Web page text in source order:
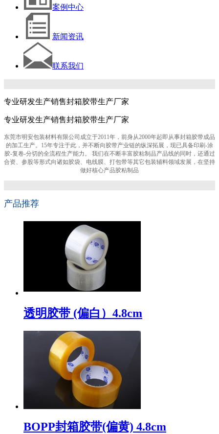
案例中心
新闻资讯
联系我们
专业研发生产销售封箱胶带生产厂家
专业研发生产销售封箱胶带生产厂家
东莞市明安包装材料有限公司成立于2011年，前身从2000年起即从事封箱胶带成品
的加工生产。15年专注于此，并不断向胶带产业链的纵深拓展，现已具备印刷-涂
胶-复卷-分切的全流程生产能力。 我们在不断丰富胶粘制品产品线的同时，还通过
合资、参股等形式向诸如胶袋、电线膜、打包带等其它包装辅料领域发展，在坚持
做好核心产品胶粘制品
产品推荐
透明胶带 (偏白）4.8cm
BOPP封箱胶带(偏黄) 4.8cm